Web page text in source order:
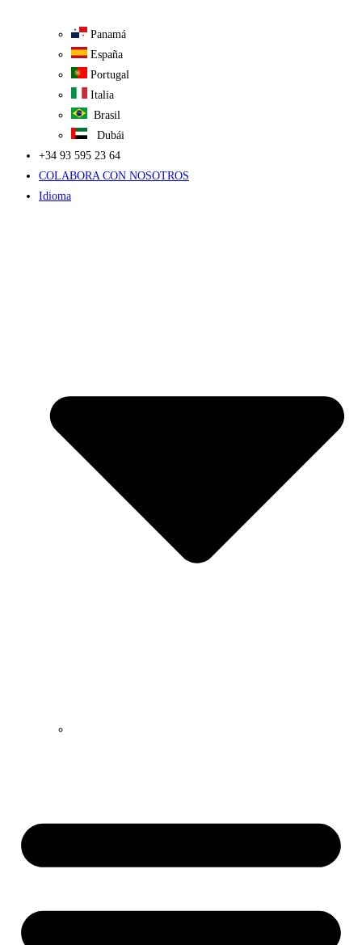
Panamá
España
Portugal
Italia
Brasil
Dubái
+34 93 595 23 64
COLABORA CON NOSOTROS
Idioma